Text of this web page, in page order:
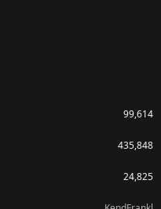
99,614
435,848
24,825